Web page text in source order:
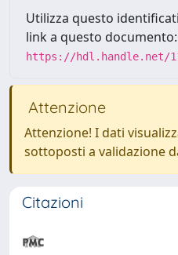
Utilizza questo
link a questo documento:
https://hdl.handle.net/
Attenzione
Attenzione! I dati
sottoposti a validazione
Citazioni